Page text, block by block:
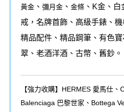
黃金 、 彌月金 、 金條 、K金、
戒，名牌首飾、高級手錶、
精品配件、精品鋼筆、有色
翠、老酒洋酒、古幣、舊鈔。
【強力收購】HERMES 愛馬仕、
Balenciaga 巴黎世家、Bottega